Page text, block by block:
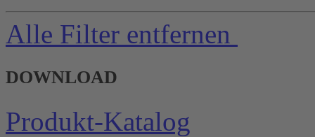
Alle Filter entfernen
DOWNLOAD
Produkt-Katalog